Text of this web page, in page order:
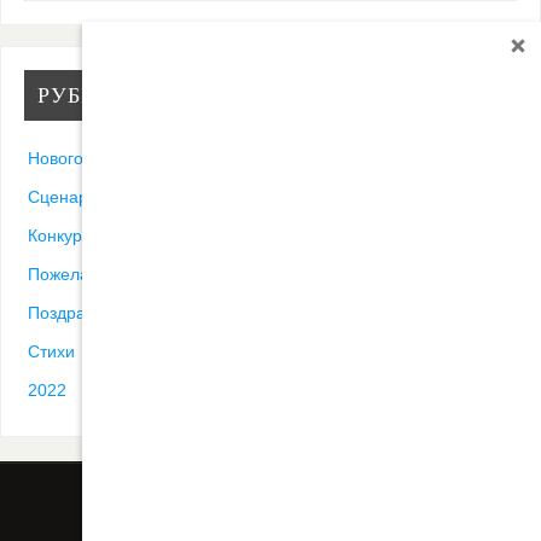
РУБРИКИ
Новогодние песни
Сценарии
Конкурсы
Пожелания
Поздравления
Стихи
2022